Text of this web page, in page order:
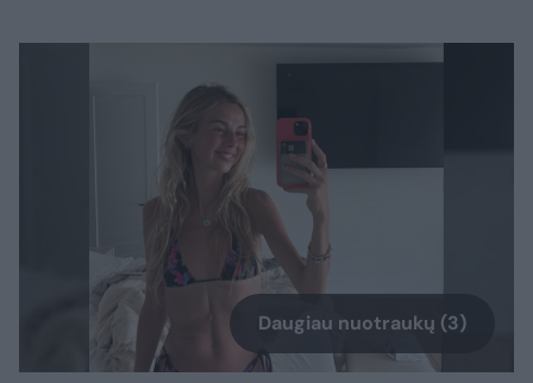
Daugiau nuotraukų (3)